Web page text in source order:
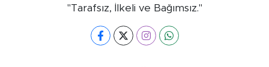
"Tarafsız, İlkeli ve Bağımsız."